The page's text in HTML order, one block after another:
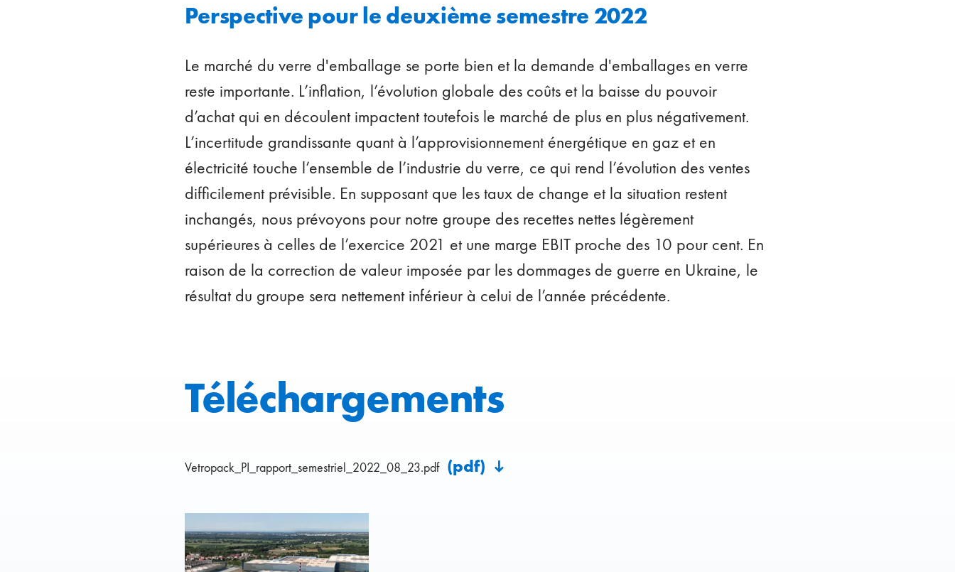
Perspective pour le deuxième semestre 2022
Le marché du verre d'emballage se porte bien et la demande d'emballages en verre
reste importante. L’inflation, l’évolution globale des coûts et la baisse du pouvoir
d’achat qui en découlent impactent toutefois le marché de plus en plus négativement.
L’incertitude grandissante quant à l’approvisionnement énergétique en gaz et en
électricité touche l’ensemble de l’industrie du verre, ce qui rend l’évolution des ventes
difficilement prévisible. En supposant que les taux de change et la situation restent
inchangés, nous prévoyons pour notre groupe des recettes nettes légèrement
supérieures à celles de l’exercice 2021 et une marge EBIT proche des 10 pour cent. En
raison de la correction de valeur imposée par les dommages de guerre en Ukraine, le
résultat du groupe sera nettement inférieur à celui de l’année précédente.
Téléchargements
Vetropack_PI_rapport_semestriel_2022_08_23.pdf (pdf)